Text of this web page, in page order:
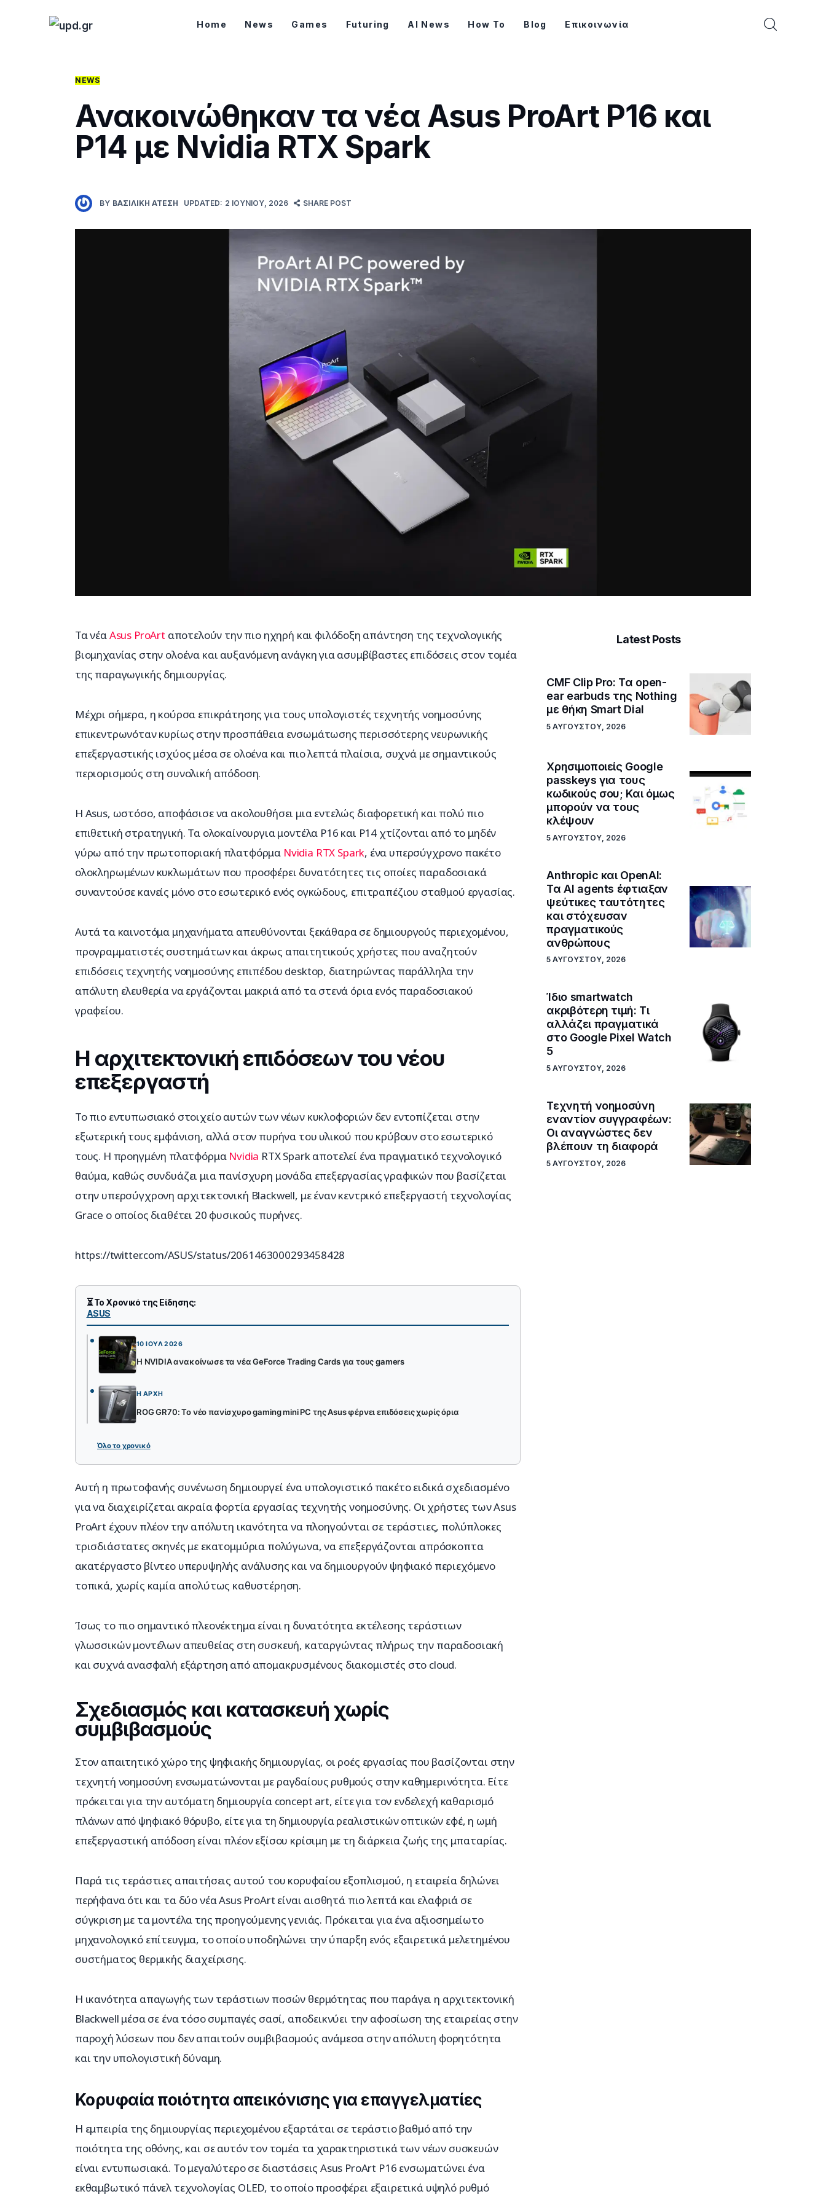
Home News Games Futuring AI News How To Blog Επικοινωνία
NEWS
Ανακοινώθηκαν τα νέα Asus ProArt P16 και
P14 με Nvidia RTX Spark
BY ΒΑΣΙΛΙΚΉ ΑΤΈΣΗ UPDATED: 2 ΙΟΥΝΊΟΥ, 2026 SHARE POST
Τα νέα Asus ProArt αποτελούν την πιο ηχηρή και φιλόδοξη απάντηση της τεχνολογικής
βιομηχανίας στην ολοένα και αυξανόμενη ανάγκη για ασυμβίβαστες επιδόσεις στον τομέα
της παραγωγικής δημιουργίας.
Μέχρι σήμερα, η κούρσα επικράτησης για τους υπολογιστές τεχνητής νοημοσύνης
επικεντρωνόταν κυρίως στην προσπάθεια ενσωμάτωσης περισσότερης νευρωνικής
επεξεργαστικής ισχύος μέσα σε ολοένα και πιο λεπτά πλαίσια, συχνά με σημαντικούς
περιορισμούς στη συνολική απόδοση.
Η Asus, ωστόσο, αποφάσισε να ακολουθήσει μια εντελώς διαφορετική και πολύ πιο
επιθετική στρατηγική. Τα ολοκαίνουργια μοντέλα P16 και P14 χτίζονται από το μηδέν
γύρω από την πρωτοποριακή πλατφόρμα Nvidia RTX Spark, ένα υπερσύγχρονο πακέτο
ολοκληρωμένων κυκλωμάτων που προσφέρει δυνατότητες τις οποίες παραδοσιακά
συναντούσε κανείς μόνο στο εσωτερικό ενός ογκώδους, επιτραπέζιου σταθμού εργασίας.
Αυτά τα καινοτόμα μηχανήματα απευθύνονται ξεκάθαρα σε δημιουργούς περιεχομένου,
προγραμματιστές συστημάτων και άκρως απαιτητικούς χρήστες που αναζητούν
επιδόσεις τεχνητής νοημοσύνης επιπέδου desktop, διατηρώντας παράλληλα την
απόλυτη ελευθερία να εργάζονται μακριά από τα στενά όρια ενός παραδοσιακού
γραφείου.
Η αρχιτεκτονική επιδόσεων του νέου
επεξεργαστή
Το πιο εντυπωσιακό στοιχείο αυτών των νέων κυκλοφοριών δεν εντοπίζεται στην
εξωτερική τους εμφάνιση, αλλά στον πυρήνα του υλικού που κρύβουν στο εσωτερικό
τους. Η προηγμένη πλατφόρμα Nvidia RTX Spark αποτελεί ένα πραγματικό τεχνολογικό
θαύμα, καθώς συνδυάζει μια πανίσχυρη μονάδα επεξεργασίας γραφικών που βασίζεται
στην υπερσύγχρονη αρχιτεκτονική Blackwell, με έναν κεντρικό επεξεργαστή τεχνολογίας
Grace ο οποίος διαθέτει 20 φυσικούς πυρήνες.
https://twitter.com/ASUS/status/2061463000293458428
⏳ Το Χρονικό της Είδησης:
ASUS
10 ΙΟΎΛ 2026
Η NVIDIA ανακοίνωσε τα νέα GeForce Trading Cards για τους gamers
Η ΑΡΧΉ
ROG GR70: Το νέο πανίσχυρο gaming mini PC της Asus φέρνει επιδόσεις χωρίς όρια
Όλο το χρονικό
Αυτή η πρωτοφανής συνένωση δημιουργεί ένα υπολογιστικό πακέτο ειδικά σχεδιασμένο
για να διαχειρίζεται ακραία φορτία εργασίας τεχνητής νοημοσύνης. Οι χρήστες των Asus
ProArt έχουν πλέον την απόλυτη ικανότητα να πλοηγούνται σε τεράστιες, πολύπλοκες
τρισδιάστατες σκηνές με εκατομμύρια πολύγωνα, να επεξεργάζονται απρόσκοπτα
ακατέργαστο βίντεο υπερυψηλής ανάλυσης και να δημιουργούν ψηφιακό περιεχόμενο
τοπικά, χωρίς καμία απολύτως καθυστέρηση.
Ίσως το πιο σημαντικό πλεονέκτημα είναι η δυνατότητα εκτέλεσης τεράστιων
γλωσσικών μοντέλων απευθείας στη συσκευή, καταργώντας πλήρως την παραδοσιακή
και συχνά ανασφαλή εξάρτηση από απομακρυσμένους διακομιστές στο cloud.
Σχεδιασμός και κατασκευή χωρίς
συμβιβασμούς
Στον απαιτητικό χώρο της ψηφιακής δημιουργίας, οι ροές εργασίας που βασίζονται στην
τεχνητή νοημοσύνη ενσωματώνονται με ραγδαίους ρυθμούς στην καθημερινότητα. Είτε
πρόκειται για την αυτόματη δημιουργία concept art, είτε για τον ενδελεχή καθαρισμό
πλάνων από ψηφιακό θόρυβο, είτε για τη δημιουργία ρεαλιστικών οπτικών εφέ, η ωμή
επεξεργαστική απόδοση είναι πλέον εξίσου κρίσιμη με τη διάρκεια ζωής της μπαταρίας.
Παρά τις τεράστιες απαιτήσεις αυτού του κορυφαίου εξοπλισμού, η εταιρεία δηλώνει
περήφανα ότι και τα δύο νέα Asus ProArt είναι αισθητά πιο λεπτά και ελαφριά σε
σύγκριση με τα μοντέλα της προηγούμενης γενιάς. Πρόκειται για ένα αξιοσημείωτο
μηχανολογικό επίτευγμα, το οποίο υποδηλώνει την ύπαρξη ενός εξαιρετικά μελετημένου
συστήματος θερμικής διαχείρισης.
Η ικανότητα απαγωγής των τεράστιων ποσών θερμότητας που παράγει η αρχιτεκτονική
Blackwell μέσα σε ένα τόσο συμπαγές σασί, αποδεικνύει την αφοσίωση της εταιρείας στην
παροχή λύσεων που δεν απαιτούν συμβιβασμούς ανάμεσα στην απόλυτη φορητότητα
και την υπολογιστική δύναμη.
Κορυφαία ποιότητα απεικόνισης για επαγγελματίες
Η εμπειρία της δημιουργίας περιεχομένου εξαρτάται σε τεράστιο βαθμό από την
ποιότητα της οθόνης, και σε αυτόν τον τομέα τα χαρακτηριστικά των νέων συσκευών
είναι εντυπωσιακά. Το μεγαλύτερο σε διαστάσεις Asus ProArt P16 ενσωματώνει ένα
εκθαμβωτικό πάνελ τεχνολογίας OLED, το οποίο προσφέρει εξαιρετικά υψηλό ρυθμό
Latest Posts
CMF Clip Pro: Τα open-
ear earbuds της Nothing
με θήκη Smart Dial
5 ΑΥΓΟΎΣΤΟΥ, 2026
Χρησιμοποιείς Google
passkeys για τους
κωδικούς σου; Και όμως
μπορούν να τους
κλέψουν
5 ΑΥΓΟΎΣΤΟΥ, 2026
Anthropic και OpenAI:
Τα AI agents έφτιαξαν
ψεύτικες ταυτότητες
και στόχευσαν
πραγματικούς
ανθρώπους
5 ΑΥΓΟΎΣΤΟΥ, 2026
Ίδιο smartwatch
ακριβότερη τιμή: Τι
αλλάζει πραγματικά
στο Google Pixel Watch
5
5 ΑΥΓΟΎΣΤΟΥ, 2026
Τεχνητή νοημοσύνη
εναντίον συγγραφέων:
Οι αναγνώστες δεν
βλέπουν τη διαφορά
5 ΑΥΓΟΎΣΤΟΥ, 2026